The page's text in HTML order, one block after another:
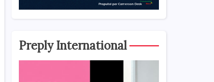
Preply International